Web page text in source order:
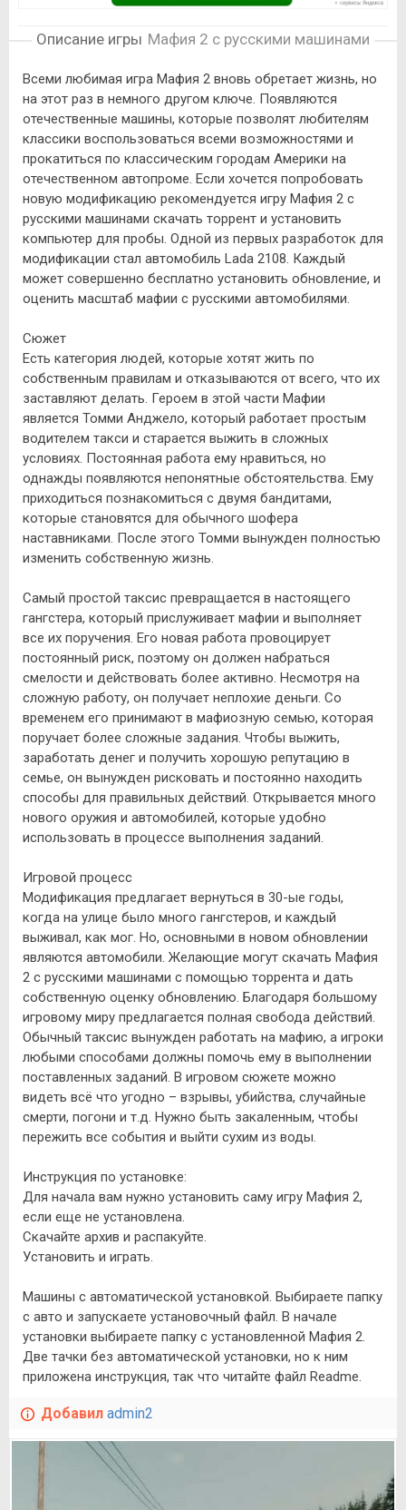
Описание игры Мафия 2 с русскими машинами
Всеми любимая игра Мафия 2 вновь обретает жизнь, но
на этот раз в немного другом ключе. Появляются
отечественные машины, которые позволят любителям
классики воспользоваться всеми возможностями и
прокатиться по классическим городам Америки на
отечественном автопроме. Если хочется попробовать
новую модификацию рекомендуется игру Мафия 2 с
русскими машинами скачать торрент и установить
компьютер для пробы. Одной из первых разработок для
модификации стал автомобиль Lada 2108. Каждый
может совершенно бесплатно установить обновление, и
оценить масштаб мафии с русскими автомобилями.
Сюжет
Есть категория людей, которые хотят жить по
собственным правилам и отказываются от всего, что их
заставляют делать. Героем в этой части Мафии
является Томми Анджело, который работает простым
водителем такси и старается выжить в сложных
условиях. Постоянная работа ему нравиться, но
однажды появляются непонятные обстоятельства. Ему
приходиться познакомиться с двумя бандитами,
которые становятся для обычного шофера
наставниками. После этого Томми вынужден полностью
изменить собственную жизнь.
Самый простой таксис превращается в настоящего
гангстера, который прислуживает мафии и выполняет
все их поручения. Его новая работа провоцирует
постоянный риск, поэтому он должен набраться
смелости и действовать более активно. Несмотря на
сложную работу, он получает неплохие деньги. Со
временем его принимают в мафиозную семью, которая
поручает более сложные задания. Чтобы выжить,
заработать денег и получить хорошую репутацию в
семье, он вынужден рисковать и постоянно находить
способы для правильных действий. Открывается много
нового оружия и автомобилей, которые удобно
использовать в процессе выполнения заданий.
Игровой процесс
Модификация предлагает вернуться в 30-ые годы,
когда на улице было много гангстеров, и каждый
выживал, как мог. Но, основными в новом обновлении
являются автомобили. Желающие могут скачать Мафия
2 с русскими машинами с помощью торрента и дать
собственную оценку обновлению. Благодаря большому
игровому миру предлагается полная свобода действий.
Обычный таксис вынужден работать на мафию, а игроки
любыми способами должны помочь ему в выполнении
поставленных заданий. В игровом сюжете можно
видеть всё что угодно – взрывы, убийства, случайные
смерти, погони и т.д. Нужно быть закаленным, чтобы
пережить все события и выйти сухим из воды.
Инструкция по установке:
Для начала вам нужно установить саму игру Мафия 2,
если еще не установлена.
Скачайте архив и распакуйте.
Установить и играть.
Машины с автоматической установкой. Выбираете папку
с авто и запускаете установочный файл. В начале
установки выбираете папку с установленной Мафия 2.
Две тачки без автоматической установки, но к ним
приложена инструкция, так что читайте файл Readme.
Добавил admin2